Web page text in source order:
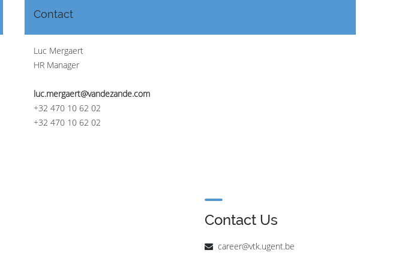
Contact
Luc Mergaert
HR Manager
luc.mergaert@vandezande.com
+32 470 10 62 02
+32 470 10 62 02
Contact Us
career@vtk.ugent.be